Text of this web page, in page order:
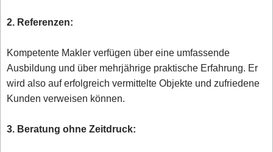
2. Referenzen:
Kompetente Makler verfügen über eine umfassende
Ausbildung und über mehrjährige praktische Erfahrung. Er
wird also auf erfolgreich vermittelte Objekte und zufriedene
Kunden verweisen können.
3. Beratung ohne Zeitdruck: